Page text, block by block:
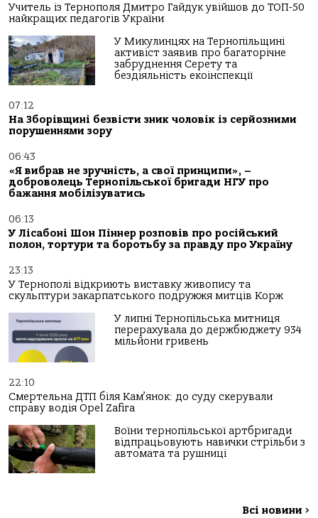
Учитель із Тернополя Дмитро Гайдук увійшов до ТОП-50
найкращих педагогів України
У Микулинцях на Тернопільщині
активіст заявив про багаторічне
забруднення Серету та
бездіяльність екоінспекції
07:12
На Зборівщині безвісти зник чоловік із серйозними
порушеннями зору
06:43
«Я вибрав не зручність, а свої принципи», –
доброволець Тернопільської бригади НГУ про
бажання мобілізуватись
06:13
У Лісабоні Шон Піннер розповів про російський
полон, тортури та боротьбу за правду про Україну
23:13
У Тернополі відкриють виставку живопису та
скульптури закарпатського подружжя митців Корж
У липні Тернопільська митниця
перерахувала до держбюджету 934
мільйони гривень
22:10
Смертельна ДТП біля Кам’янок: до суду скерували
справу водія Opel Zafira
Воїни тернопільської артбригади
відпрацьовують навички стрільби з
автомата та рушниці
Всі новини >